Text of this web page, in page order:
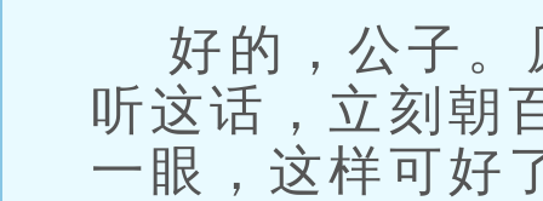
好的，公子。
听这话，立刻朝
一眼，这样可好